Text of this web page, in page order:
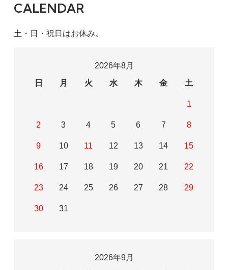
CALENDAR
土・日・祝日はお休み。
2026年8月
日
月 火 水 木 金 土
1
2 3 4 5 6 7 8
9 10 11 12 13 14 15
16 17 18 19 20 21 22
23 24 25 26 27 28 29
30 31
2026年9月